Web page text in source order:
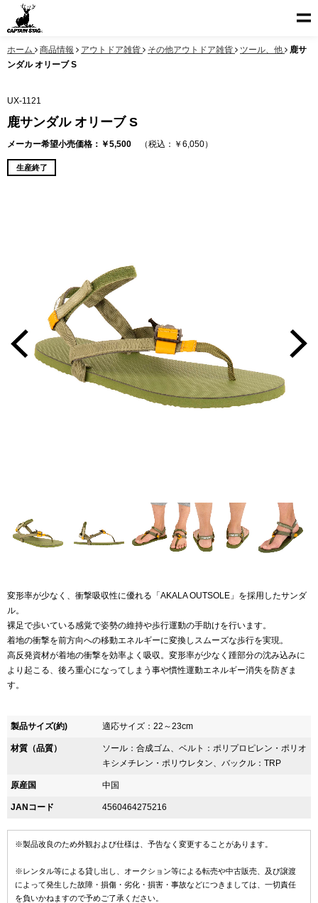
ホーム 商品情報 アウトドア雑貨 その他アウトドア雑貨 ツール、他
鹿サ
ンダル オリーブ S
UX-1121
鹿サンダル オリーブ S
メーカー希望小売価格：￥5,500 （税込：￥6,050）
生産終了
変形率が少なく、衝撃吸収性に優れる「AKALA OUTSOLE」を採用したサンダ
ル。
裸足で歩いている感覚で姿勢の維持や歩行運動の手助けを行います。
着地の衝撃を前方向への移動エネルギーに変換しスムーズな歩行を実現。
高反発資材が着地の衝撃を効率よく吸収。変形率が少なく踵部分の沈み込みに
より起こる、後ろ重心になってしまう事や慣性運動エネルギー消失を防ぎま
す。
製品サイズ(約) 適応サイズ：22～23cm
材質（品質）
ソール：合成ゴム、ベルト：ポリプロピレン・ポリオ
キシメチレン・ポリウレタン、バックル：TRP
原産国 中国
JANコード 4560464275216
※製品改良のため外観および仕様は、予告なく変更することがあります。
※レンタル等による貸し出し、オークション等による転売や中古販売、及び譲渡
によって発生した故障・損傷・劣化・損害・事故などにつきましては、一切責任
を負いかねますので予めご了承ください。